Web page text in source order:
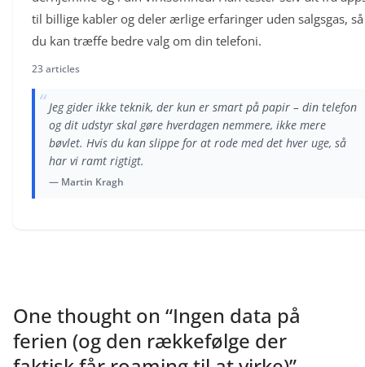
til billige kabler og deler ærlige erfaringer uden salgsgas, så
du kan træffe bedre valg om din telefoni.
23 articles
“Jeg gider ikke teknik, der kun er smart på papir – din telefon
og dit udstyr skal gøre hverdagen nemmere, ikke mere
bøvlet. Hvis du kan slippe for at rode med det hver uge, så
har vi ramt rigtigt.
— Martin Kragh
One thought on “Ingen data på
ferien (og den rækkefølge der